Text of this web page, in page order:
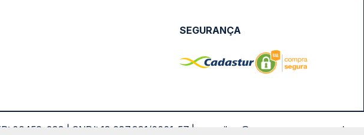
SEGURANÇA
06453-038 | CNPJ: 18.087.991/0001-57 | saconibus@queropassagem.com.br